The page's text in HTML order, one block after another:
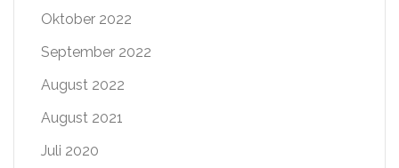
Oktober 2022
September 2022
August 2022
August 2021
Juli 2020